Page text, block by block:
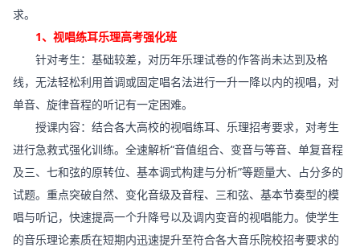
求。
1、视唱练耳乐理高考强化班
针对考生：基础较差，对历年乐理试卷的作答尚未达到及格
线，无法轻松利用首调或固定唱名法进行一升一降以内的视唱，对
单音、旋律音程的听记有一定困难。
授课内容：结合各大高校的视唱练耳、乐理招考要求，对考生
进行急救式强化训练。全速解析“音值组合、变音与等音、单复音程
及三、七和弦的原转位、基本调式构建与分析”等题量大、占分多的
试题。重点突破自然、变化音级及音程、三和弦、基本节奏型的模
唱与听记，快速提高一个升降号以及调内变音的视唱能力。使学生
的音乐理论素质在短期内迅速提升至符合各大音乐院校招考要求的